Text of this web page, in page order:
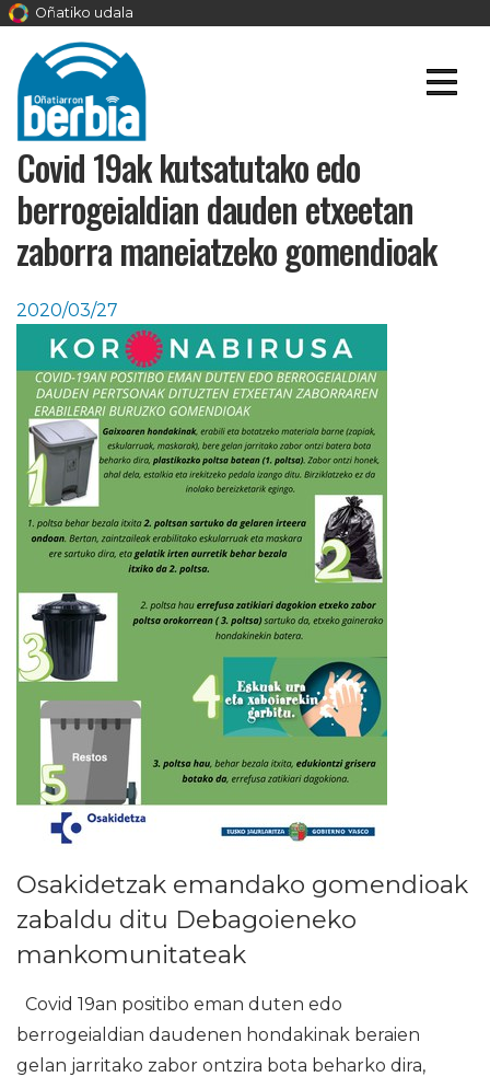
Oñatiko udala
Covid 19ak kutsatutako edo
berrogeialdian dauden etxeetan
zaborra maneiatzeko gomendioak
2020/03/27
Osakidetzak emandako gomendioak
zabaldu ditu Debagoieneko
mankomunitateak
Covid 19an positibo eman duten edo
berrogeialdian daudenen hondakinak beraien
gelan jarritako zabor ontzira bota beharko dira,